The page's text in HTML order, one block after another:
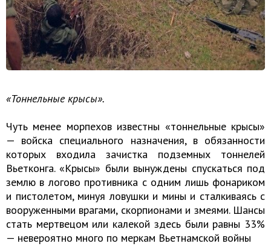
«Тоннельные крысы».
Чуть менее морпехов известны «тоннельные крысы»
— войска специального назначения, в обязанности
которых входила зачистка подземных тоннелей
Вьетконга. «Крысы» были вынуждены спускаться под
землю в логово противника с одним лишь фонариком
и пистолетом, минуя ловушки и мины и сталкиваясь с
вооруженными врагами, скорпионами и змеями. Шансы
стать мертвецом или калекой здесь были равны 33%
— невероятно много по меркам Вьетнамской войны